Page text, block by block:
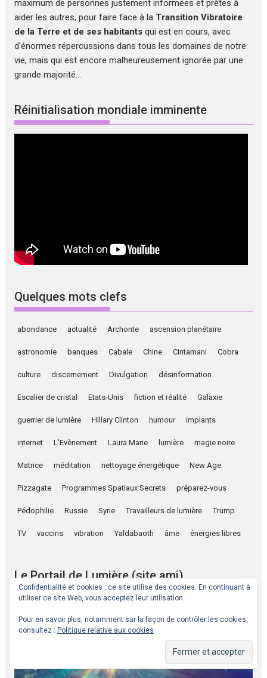
maximum de personnes justement informées et prêtes à
aider les autres, pour faire face à la Transition Vibratoire
de la Terre et de ses habitants qui est en cours, avec
d'énormes répercussions dans tous les domaines de notre
vie, mais qui est encore malheureusement ignorée par une
grande majorité...
Réinitialisation mondiale imminente
Quelques mots clefs
abondance actualité Archonte ascension planétaire
astronomie banques Cabale Chine Cintamani Cobra
culture discernement Divulgation désinformation
Escalier de cristal Etats-Unis fiction et réalité Galaxie
guerrier de lumière Hillary Clinton humour implants
internet L'Evènement Laura Marie lumière magie noire
Matrice méditation nettoyage énergétique New Age
Pizzagate Programmes Spatiaux Secrets préparez-vous
Pédophilie Russie Syrie Travailleurs de lumière Trump
TV vaccins vibration Yaldabaoth âme énergies libres
Le Portail de Lumière (site ami)
Confidentialité et cookies : ce site utilise des cookies. En continuant à
utiliser ce site Web, vous acceptez leur utilisation.
Pour en savoir plus, notamment sur la façon de contrôler les cookies,
consultez : Politique relative aux cookies